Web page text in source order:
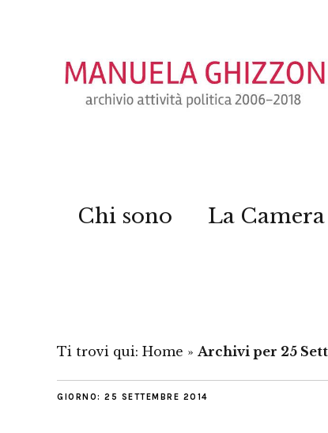
Chi sono La
Ti trovi qui: Home » Archivi per 25
GIORNO: 25 SETTEMBRE 2014